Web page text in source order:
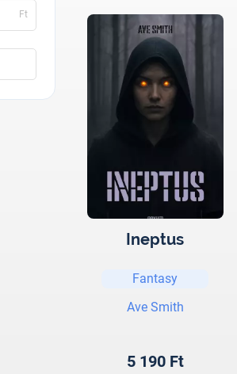
Ft
Ineptus
Fantasy
Ave Smith
5 190 Ft